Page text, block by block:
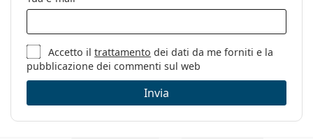
Accetto iltrattamento dei dati da me forniti e la
pubblicazione dei commenti sul web
Invia